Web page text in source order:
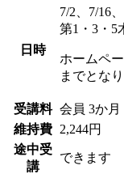
日時
7/2、7/16
第1・3・5
ホームペ
までとなり
受講料 会員 3か月
維持費
2,244円
途中受
講
できます